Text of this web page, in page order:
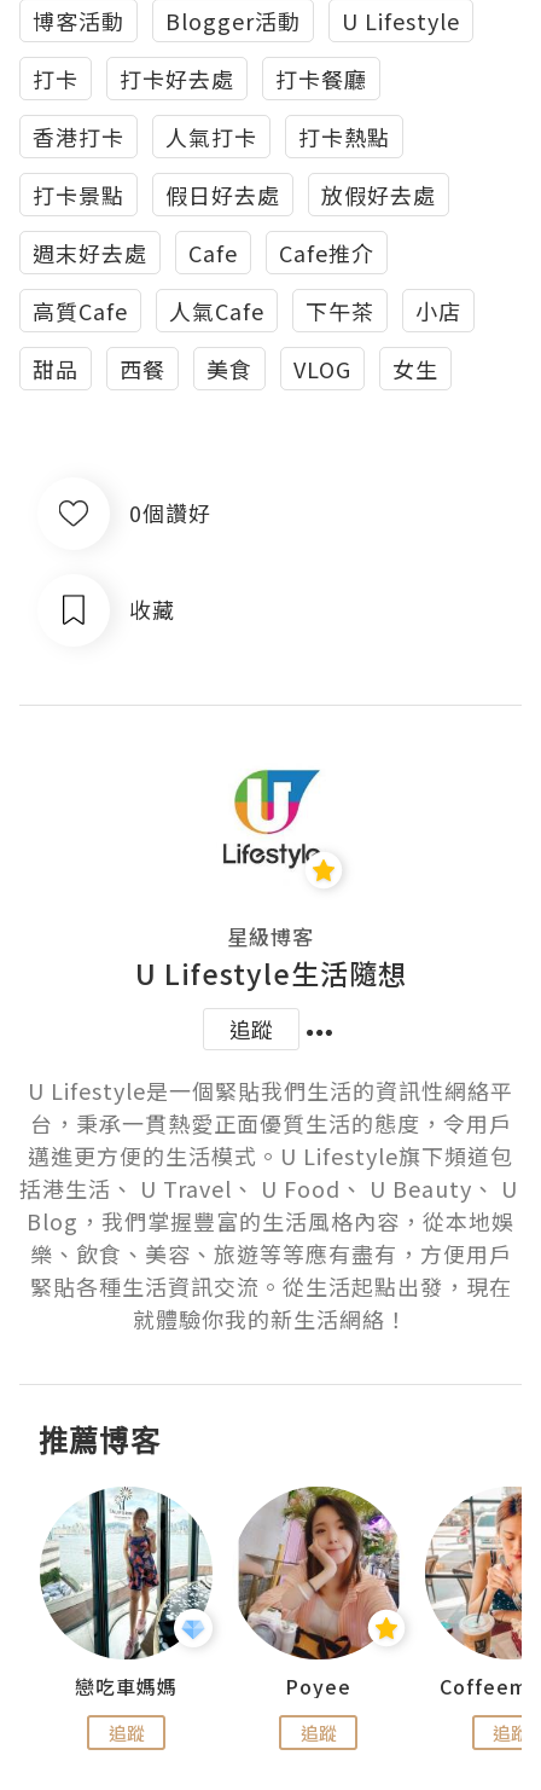
博客活動
Blogger活動
U Lifestyle
打卡
打卡好去處
打卡餐廳
香港打卡
人氣打卡
打卡熱點
打卡景點
假日好去處
放假好去處
週末好去處
Cafe
Cafe推介
高質Cafe
人氣Cafe 下午茶
小店
甜品
西餐 美食 VLOG 女生
0個讚好
收藏
星級博客
U Lifestyle生活隨想
追蹤
U Lifestyle是一個緊貼我們生活的資訊性網絡平
台，秉承一貫熱愛正面優質生活的態度，令用戶
邁進更方便的生活模式。U Lifestyle旗下頻道包
括港生活、 U Travel、 U Food、 U Beauty、 U
Blog，我們掌握豐富的生活風格內容，從本地娛
樂、飲食、美容、旅遊等等應有盡有，方便用戶
緊貼各種生活資訊交流。從生活起點出發，現在
就體驗你我的新生活網絡！
推薦博客
戀吃車媽媽
追蹤
Poyee
追蹤 追蹤